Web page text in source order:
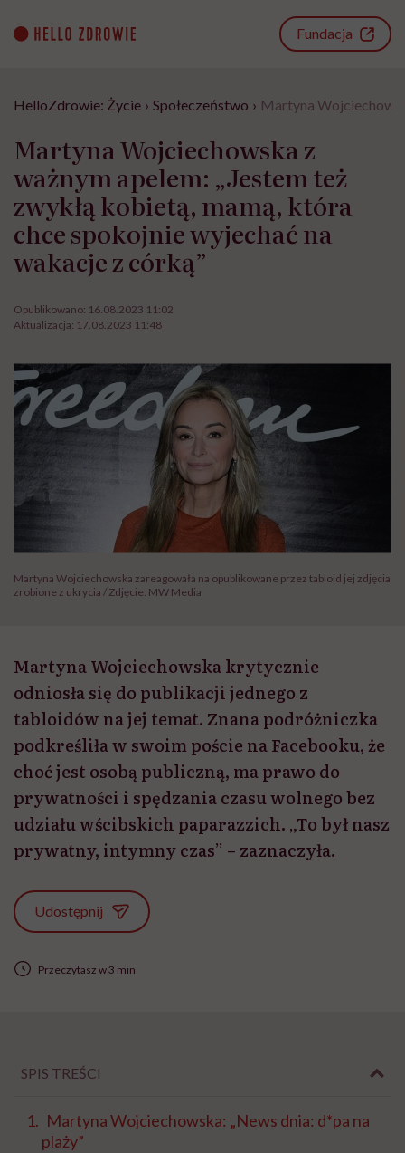
content
Fundacja
HelloZdrowie: Życie › Społeczeństwo › Martyna
Martyna Wojciechowska z
ważnym apelem: „Jestem też
zwykłą kobietą, mamą, która
chce spokojnie wyjechać na
wakacje z córką”
Opublikowano: 16.08.2023 11:02
Aktualizacja: 17.08.2023 11:48
Martyna Wojciechowska zareagowała na opublikowane przez tabloid jej zdjęcia
zrobione z ukrycia / Zdjęcie: MW Media
Martyna Wojciechowska krytycznie
odniosła się do publikacji jednego z
tabloidów na jej temat. Znana podróżniczka
podkreśliła w swoim poście na Facebooku, że
choć jest osobą publiczną, ma prawo do
prywatności i spędzania czasu wolnego bez
udziału wścibskich paparazzich. „To był nasz
prywatny, intymny czas” – zaznaczyła.
Udostępnij
Przeczytasz w 3 min
SPIS TREŚCI
Martyna Wojciechowska: „News dnia: d*pa na
plaży”